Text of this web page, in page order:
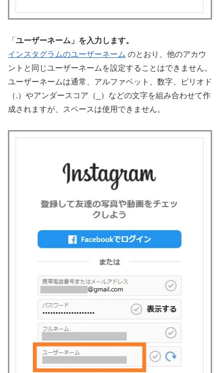
「 ユーザーネーム」を入力します。
インスタグラムのユーザーネーム のとおり、他のアカウ
ントと同じユーザーネームを設定することはできません。
ユーザーネームは通常、アルファベット、数字、ピリオド
（.）やアンダースコア（_）などの文字を組み合わせて作
成されますが、スペースは使用できません。